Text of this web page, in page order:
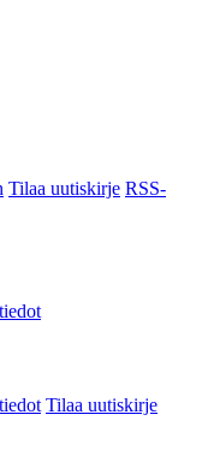
Tilaa uutiskirje RSS-
Tilaa uutiskirje